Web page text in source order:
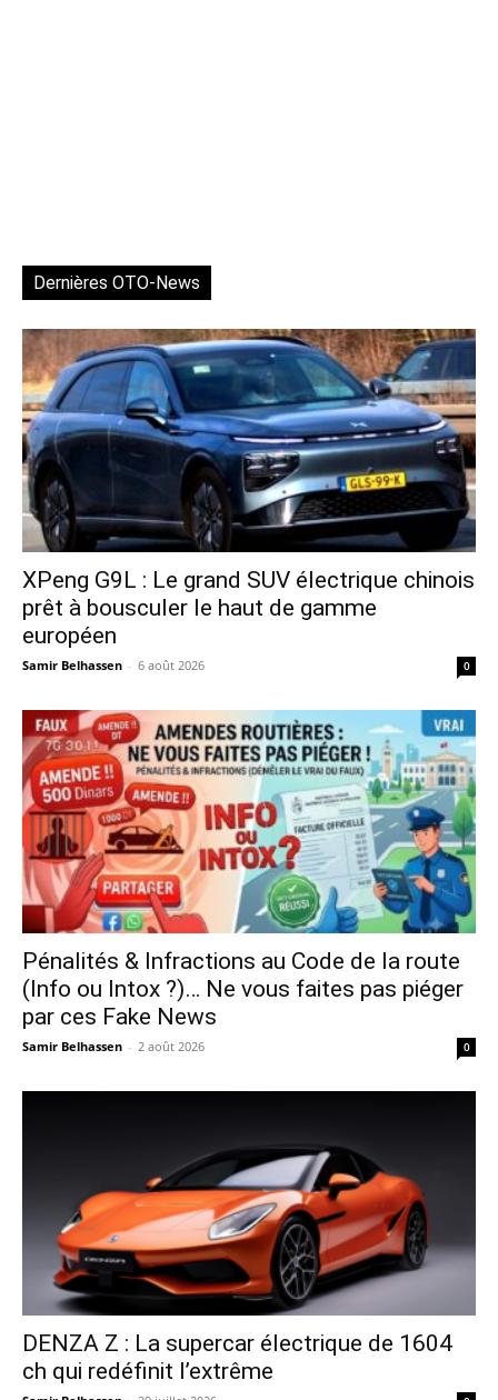
Dernières OTO-News
XPeng G9L : Le grand SUV électrique chinois
prêt à bousculer le haut de gamme
européen
Samir Belhassen - 6 août 2026 0
Pénalités & Infractions au Code de la route
(Info ou Intox ?)… Ne vous faites pas piéger
par ces Fake News
Samir Belhassen - 2 août 2026 0
DENZA Z : La supercar électrique de 1604
ch qui redéfinit l’extrême